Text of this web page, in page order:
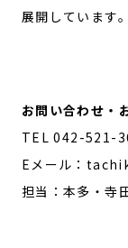
展開しています。
お問い合わせ・
TEL 042-521-
Eメール：
担当：本多・寺